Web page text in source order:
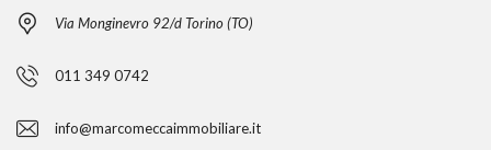
Via Monginevro 92/d Torino (TO)
011 349 0742
info@marcomeccaimmobiliare.it